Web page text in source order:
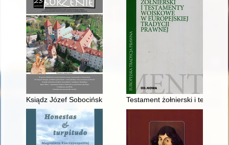
Ksiądz Józef Sobociński - proboszcz, który śmierci się nie lękał
Testament żołnierski i